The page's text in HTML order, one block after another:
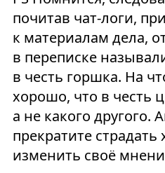
почитав чат-логи,
к материалам дела,
в переписке
в честь горшка. На
хорошо, что в честь
а не какого другого.
прекратите страдать
изменить своё